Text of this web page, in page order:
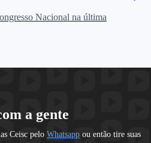
Nacional na última
a gente
Ceisc pelo Whatsapp ou então tire suas